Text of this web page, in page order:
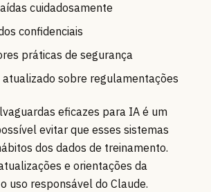
cuidadosamente
confidenciais
práticas de segurança
sobre regulamentações
eficazes para IA é um
evitar que esses sistemas
dos dados de treinamento.
e orientações da
uso responsável do Claude.